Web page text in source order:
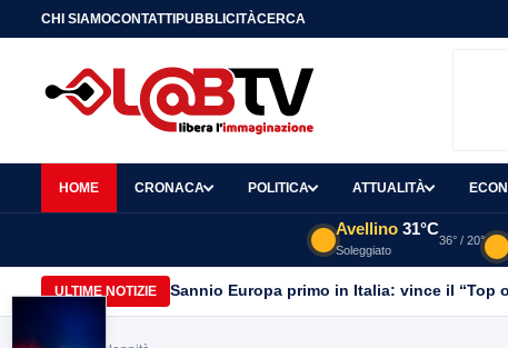
CHI SIAMOCONTATTIPUBBLICITÀCERCA
HOME CRONACA POLITICA ATTUALITÀ
Avellino 31°C
Soleggiato
36° / 20°
ULTIME NOTIZIE Sannio Europa primo in Italia: vince il “Top